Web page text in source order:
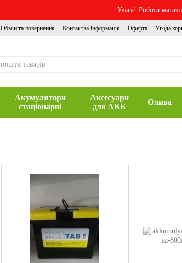
Увага! Робота
Обмін та повернення Контактна інформація Оферта Угода
Акумулятори
стаціонарні
Аксесуари
для АКБ
Олива